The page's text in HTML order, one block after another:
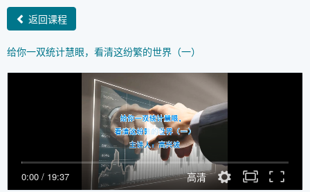
返回课程
给你一双统计慧眼，看清这纷繁的世界（一）
0:00 / 19:37 高清